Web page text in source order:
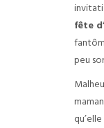
fête
peu
qu’elle